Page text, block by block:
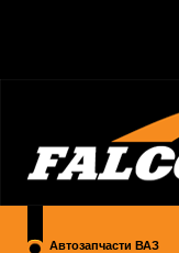
Автозапчасти ВАЗ